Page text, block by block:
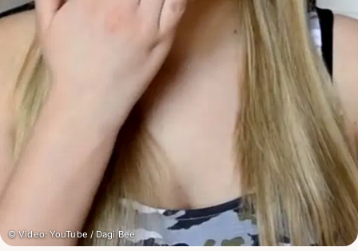
© Video: YouTube / Dagi Bee